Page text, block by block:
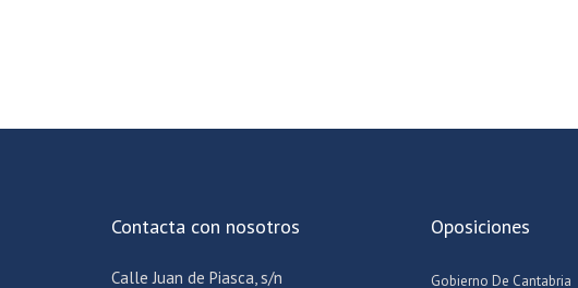
Contacta con nosotros
Calle Juan de Piasca, s/n
Oposiciones
Gobierno De Cantabria